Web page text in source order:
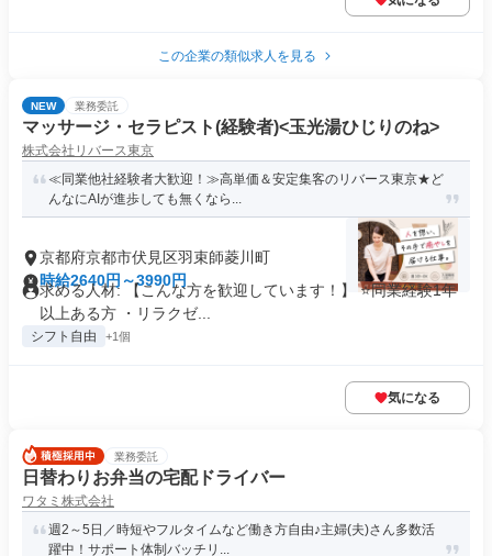
この企業の類似求人を見る
NEW 業務委託
マッサージ・セラピスト(経験者)<玉光湯ひじりのね>
株式会社リバース東京
≪同業他社経験者大歓迎！≫高単価＆安定集客のリバース東京★ど
んなにAIが進歩しても無くなら...
京都府京都市伏見区羽束師菱川町
時給2640円～3990円
求める人材: 【こんな方を歓迎しています！】 ⭐️同業経験1年
以上ある方 ・リラクゼ...
シフト自由 +1個
気になる
業務委託
日替わりお弁当の宅配ドライバー
ワタミ株式会社
週2～5日／時短やフルタイムなど働き方自由♪主婦(夫)さん多数活
躍中！サポート体制バッチリ...